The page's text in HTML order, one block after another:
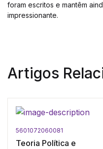
foram escritos e mantêm
impressionante.
Artigos
5601072060081
Teoria Política e